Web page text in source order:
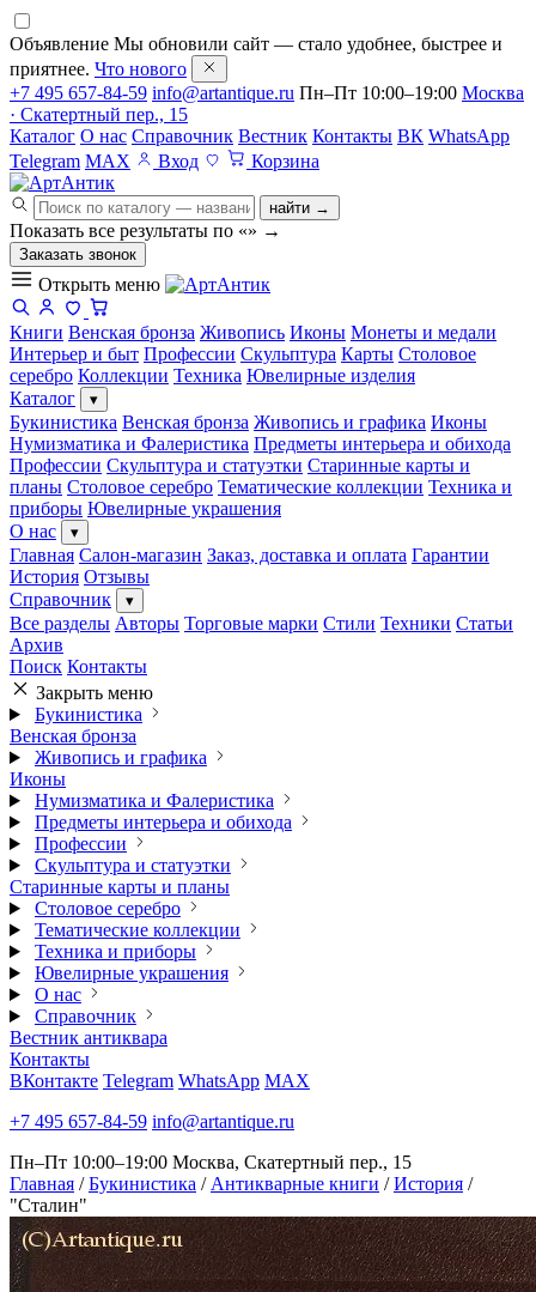
Объявление Мы обновили сайт — стало удобнее, быстрее и
приятнее. Что нового
+7 495 657-84-59 info@artantique.ru Пн–Пт 10:00–19:00 Москва
· Скатертный пер., 15
Каталог О нас Справочник Вестник Контакты ВК WhatsApp
Telegram MAX Вход Корзина
найти →
Показать все результаты по «» →
Заказать звонок
Открыть меню
Книги Венская бронза Живопись Иконы Монеты и медали
Интерьер и быт Профессии Скульптура Карты Столовое
серебро Коллекции Техника Ювелирные изделия
Каталог
▾
Букинистика Венская бронза Живопись и графика Иконы
Нумизматика и Фалеристика Предметы интерьера и обихода
Профессии Скульптура и статуэтки Старинные карты и
планы Столовое серебро Тематические коллекции Техника и
приборы Ювелирные украшения
О нас
▾
Главная Салон-магазин Заказ, доставка и оплата Гарантии
История Отзывы
Справочник
▾
Все разделы Авторы Торговые марки Стили Техники Статьи
Архив
Поиск Контакты
Закрыть меню
Букинистика
Венская бронза
Живопись и графика
Иконы
Нумизматика и Фалеристика
Предметы интерьера и обихода
Профессии
Скульптура и статуэтки
Старинные карты и планы
Столовое серебро
Тематические коллекции
Техника и приборы
Ювелирные украшения
О нас
Справочник
Вестник антиквара
Контакты
ВКонтакте Telegram WhatsApp MAX
+7 495 657-84-59 info@artantique.ru
Пн–Пт 10:00–19:00 Москва, Скатертный пер., 15
Главная / Букинистика / Антикварные книги / История /
"Сталин"